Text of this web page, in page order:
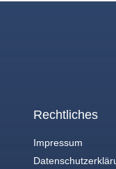
Rechtliches
Impressum